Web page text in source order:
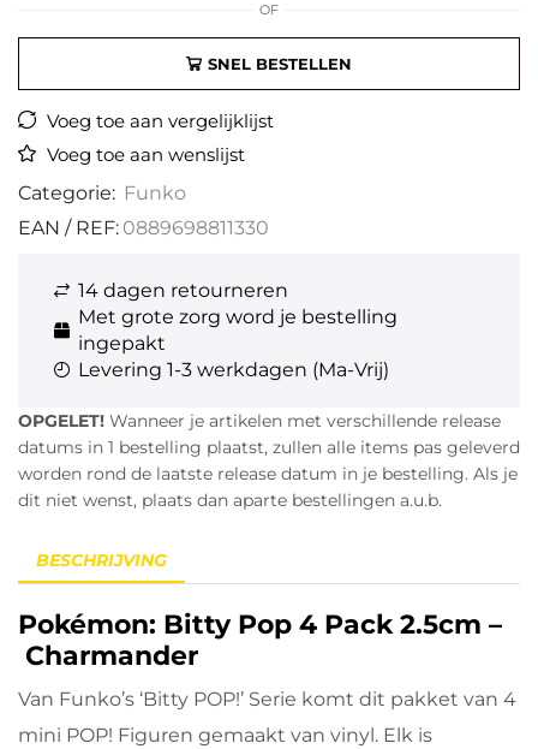
OF
SNEL BESTELLEN
Voeg toe aan vergelijklijst
Voeg toe aan wenslijst
Categorie: Funko
EAN / REF: 0889698811330
14 dagen retourneren
Met grote zorg word je bestelling
ingepakt
Levering 1-3 werkdagen (Ma-Vrij)
OPGELET! Wanneer je artikelen met verschillende release
datums in 1 bestelling plaatst, zullen alle items pas geleverd
worden rond de laatste release datum in je bestelling. Als je
dit niet wenst, plaats dan aparte bestellingen a.u.b.
BESCHRIJVING
Pokémon: Bitty Pop 4 Pack 2.5cm –
Charmander
Van Funko’s ‘Bitty POP!’ Serie komt dit pakket van 4
mini POP! Figuren gemaakt van vinyl. Elk is